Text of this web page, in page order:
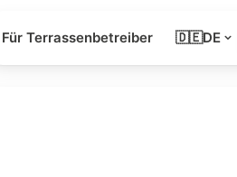
Für Terrassenbetreiber 🇩🇪DE